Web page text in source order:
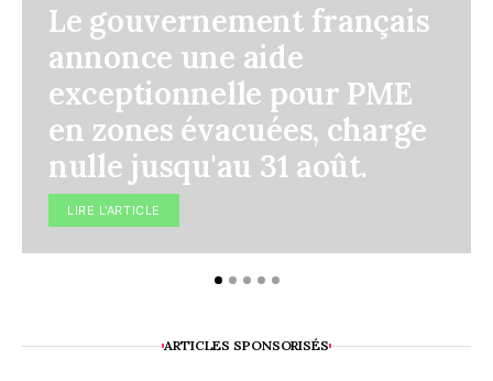
Le gouvernement français
annonce une aide
exceptionnelle pour PME
en zones évacuées, charge
nulle jusqu'au 31 août.
LIRE L'ARTICLE
ARTICLES SPONSORISÉS